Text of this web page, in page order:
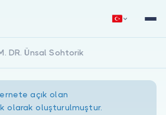
Giriş Yap
DR. Ünsal Sohtorik
açık olan
olarak oluşturulmuştur.